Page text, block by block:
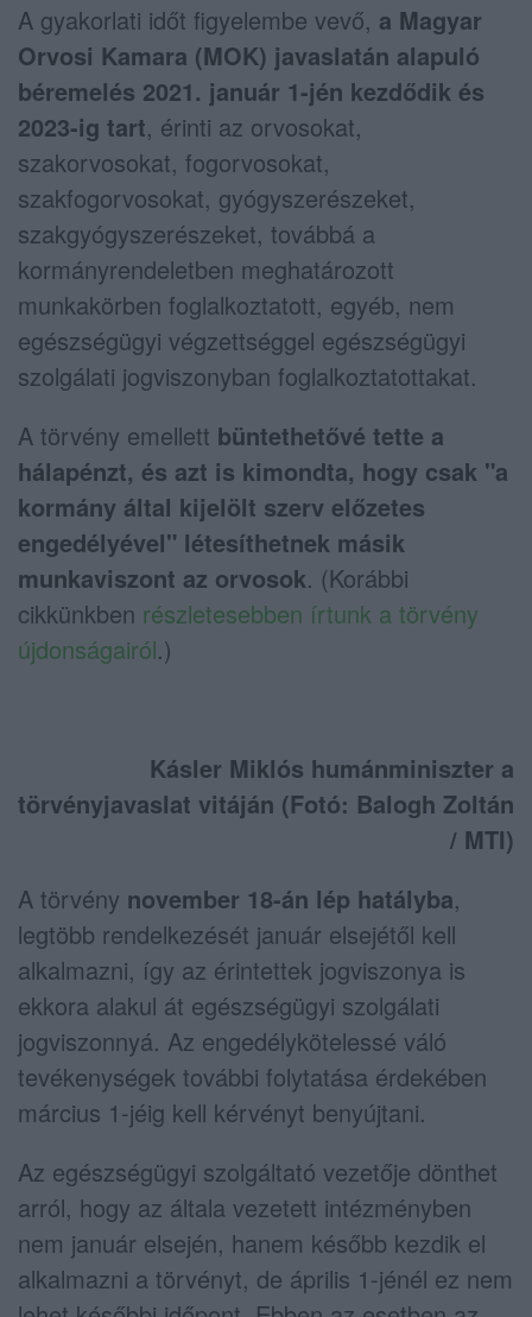
A gyakorlati időt figyelembe vevő, a Magyar
Orvosi Kamara (MOK) javaslatán alapuló
béremelés 2021. január 1-jén kezdődik és
2023-ig tart, érinti az orvosokat,
szakorvosokat, fogorvosokat,
szakfogorvosokat, gyógyszerészeket,
szakgyógyszerészeket, továbbá a
kormányrendeletben meghatározott
munkakörben foglalkoztatott, egyéb, nem
egészségügyi végzettséggel egészségügyi
szolgálati jogviszonyban foglalkoztatottakat.
A törvény emellett büntethetővé tette a
hálapénzt, és azt is kimondta, hogy csak "a
kormány által kijelölt szerv előzetes
engedélyével" létesíthetnek másik
munkaviszont az orvosok. (Korábbi
cikkünkben részletesebben írtunk a törvény
újdonságairól.)
Kásler Miklós humánminiszter a
törvényjavaslat vitáján (Fotó: Balogh Zoltán
/ MTI)
A törvény november 18-án lép hatályba,
legtöbb rendelkezését január elsejétől kell
alkalmazni, így az érintettek jogviszonya is
ekkora alakul át egészségügyi szolgálati
jogviszonnyá. Az engedélykötelessé váló
tevékenységek további folytatása érdekében
március 1-jéig kell kérvényt benyújtani.
Az egészségügyi szolgáltató vezetője dönthet
arról, hogy az általa vezetett intézményben
nem január elsején, hanem később kezdik el
alkalmazni a törvényt, de április 1-jénél ez nem